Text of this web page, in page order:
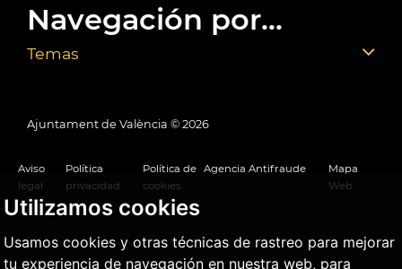
Utilizamos cookies
Usamos cookies y otras técnicas de rastreo para mejorar
tu experiencia de navegación en nuestra web, para
Navegación por...
Temas
Ajuntament de València © 2026
Aviso
legal
Política
privacidad
Política de
cookies
Agencia Antifraude
Mapa
Web